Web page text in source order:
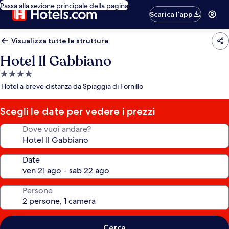
Passa alla sezione principale della pagina
Scarica l’app
Visualizza tutte le strutture
Hotel Il Gabbiano
Struttura
a
stelle
Hotel a breve distanza da Spiaggia di Fornillo
Scegli le date per vedere i prezzi
Dove vuoi andare?
Date
Persone